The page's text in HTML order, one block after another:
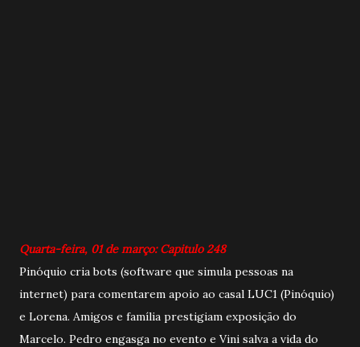
Quarta-feira, 01 de março: Capitulo 248
Pinóquio cria bots (software que simula pessoas na
internet) para comentarem apoio ao casal LUC1 (Pinóquio)
e Lorena. Amigos e família prestigiam exposição do
Marcelo. Pedro engasga no evento e Vini salva a vida do